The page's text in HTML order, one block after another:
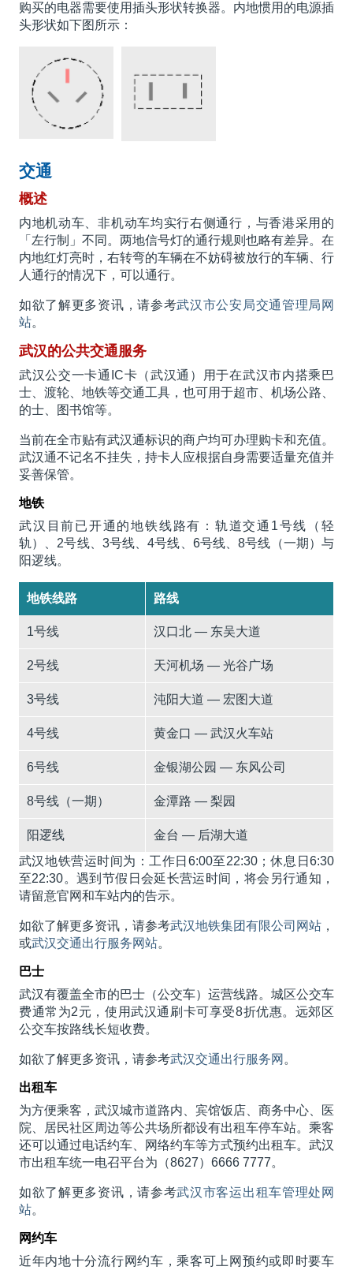
购买的电器需要使用插头形状转换器。内地惯用的电源插
头形状如下图所示：
交通
概述
内地机动车、非机动车均实行右侧通行，与香港采用的
「左行制」不同。两地信号灯的通行规则也略有差异。在
内地红灯亮时，右转弯的车辆在不妨碍被放行的车辆、行
人通行的情况下，可以通行。
如欲了解更多资讯，请参考武汉市公安局交通管理局网
站。
武汉的公共交通服务
武汉公交一卡通IC卡（武汉通）用于在武汉市内搭乘巴
士、渡轮、地铁等交通工具，也可用于超市、机场公路、
的士、图书馆等。
当前在全市贴有武汉通标识的商户均可办理购卡和充值。
武汉通不记名不挂失，持卡人应根据自身需要适量充值并
妥善保管。
地铁
武汉目前已开通的地铁线路有：轨道交通1号线（轻
轨）、2号线、3号线、4号线、6号线、8号线（一期）与
阳逻线。
地铁线路 路线
1号线 汉口北 — 东吴大道
2号线 天河机场 — 光谷广场
3号线 沌阳大道 — 宏图大道
4号线 黄金口 — 武汉火车站
6号线 金银湖公园 — 东风公司
8号线（一期） 金潭路 — 梨园
阳逻线
金台 — 后湖大道
武汉地铁营运时间为：工作日6:00至22:30；休息日6:30
至22:30。遇到节假日会延长营运时间，将会另行通知，
请留意官网和车站内的告示。
如欲了解更多资讯，请参考武汉地铁集团有限公司网站 ，
或武汉交通出行服务网站。
巴士
武汉有覆盖全市的巴士（公交车）运营线路。城区公交车
费通常为2元，使用武汉通刷卡可享受8折优惠。远郊区
公交车按路线长短收费。
如欲了解更多资讯，请参考武汉交通出行服务网 。
出租车
为方便乘客，武汉城市道路内、宾馆饭店、商务中心、医
院、居民社区周边等公共场所都设有出租车停车站。乘客
还可以通过电话约车、网络约车等方式预约出租车。武汉
市出租车统一电召平台为（8627）6666 7777。
如欲了解更多资讯，请参考武汉市客运出租车管理处网
站。
网约车
近年内地十分流行网约车，乘客可上网预约或即时要车